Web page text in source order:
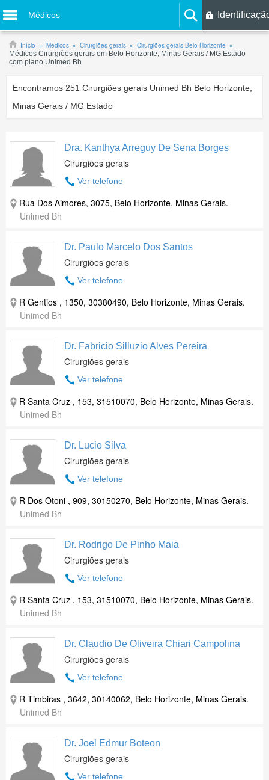
Médicos
Início Médicos Cirurgiões gerais
Cirurgiões gerais Belo Horizonte
Médicos Cirurgiões gerais em Belo Horizonte, Minas Gerais / MG Estado
com plano Unimed Bh
Encontramos 251 Cirurgiões gerais Unimed Bh Belo Horizonte,
Minas Gerais / MG Estado
Dra. Kanthya Arreguy De Sena Borges
Cirurgiões gerais
Ver telefone
Rua Dos Aimores, 3075, Belo Horizonte, Minas Gerais.
Unimed Bh
Dr. Paulo Marcelo Dos Santos
Cirurgiões gerais
Ver telefone
R Gentios , 1350, 30380490, Belo Horizonte, Minas Gerais.
Unimed Bh
Dr. Fabricio Silluzio Alves Pereira
Cirurgiões gerais
Ver telefone
R Santa Cruz , 153, 31510070, Belo Horizonte, Minas Gerais.
Unimed Bh
Dr. Lucio Silva
Cirurgiões gerais
Ver telefone
R Dos Otoni , 909, 30150270, Belo Horizonte, Minas Gerais.
Unimed Bh
Dr. Rodrigo De Pinho Maia
Cirurgiões gerais
Ver telefone
R Santa Cruz , 153, 31510070, Belo Horizonte, Minas Gerais.
Unimed Bh
Dr. Claudio De Oliveira Chiari Campolina
Cirurgiões gerais
Ver telefone
R Timbiras , 3642, 30140062, Belo Horizonte, Minas Gerais.
Unimed Bh
Dr. Joel Edmur Boteon
Cirurgiões gerais
Ver telefone